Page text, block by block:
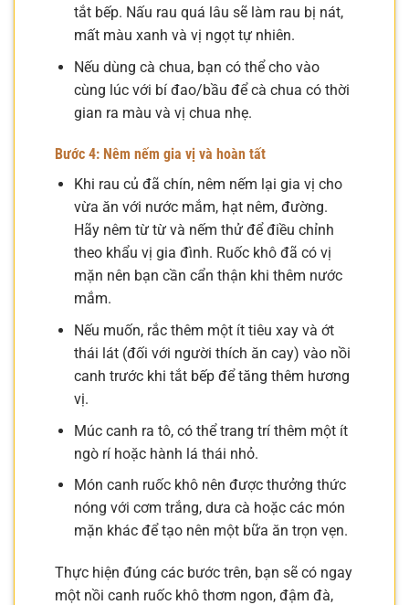
tắt bếp. Nấu rau quá lâu sẽ làm rau bị nát,
mất màu xanh và vị ngọt tự nhiên.
Nếu dùng cà chua, bạn có thể cho vào
cùng lúc với bí đao/bầu để cà chua có thời
gian ra màu và vị chua nhẹ.
Bước 4: Nêm nếm gia vị và hoàn tất
Khi rau củ đã chín, nêm nếm lại gia vị cho
vừa ăn với nước mắm, hạt nêm, đường.
Hãy nêm từ từ và nếm thử để điều chỉnh
theo khẩu vị gia đình. Ruốc khô đã có vị
mặn nên bạn cần cẩn thận khi thêm nước
mắm.
Nếu muốn, rắc thêm một ít tiêu xay và ớt
thái lát (đối với người thích ăn cay) vào nồi
canh trước khi tắt bếp để tăng thêm hương
vị.
Múc canh ra tô, có thể trang trí thêm một ít
ngò rí hoặc hành lá thái nhỏ.
Món canh ruốc khô nên được thưởng thức
nóng với cơm trắng, dưa cà hoặc các món
mặn khác để tạo nên một bữa ăn trọn vẹn.
Thực hiện đúng các bước trên, bạn sẽ có ngay
một nồi canh ruốc khô thơm ngon, đậm đà,